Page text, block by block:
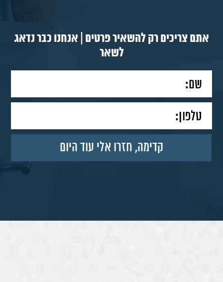
אתם צריכים רק להשאיר פרטים | אנחנו כבר נדאג
לשאר